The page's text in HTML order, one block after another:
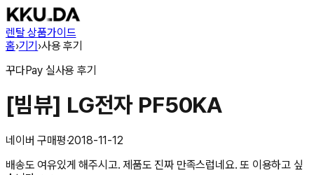
렌탈 상품가이드
홈›기기›사용 후기
꾸다Pay 실사용 후기
[빔뷰] LG전자 PF50KA
네이버 구매평·2018-11-12
배송도 여유있게 해주시고. 제품도 진짜 만족스럽네요. 또 이용하고 싶